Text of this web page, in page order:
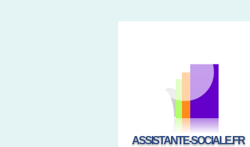
ASSISTANTE-SOCIALE.FR